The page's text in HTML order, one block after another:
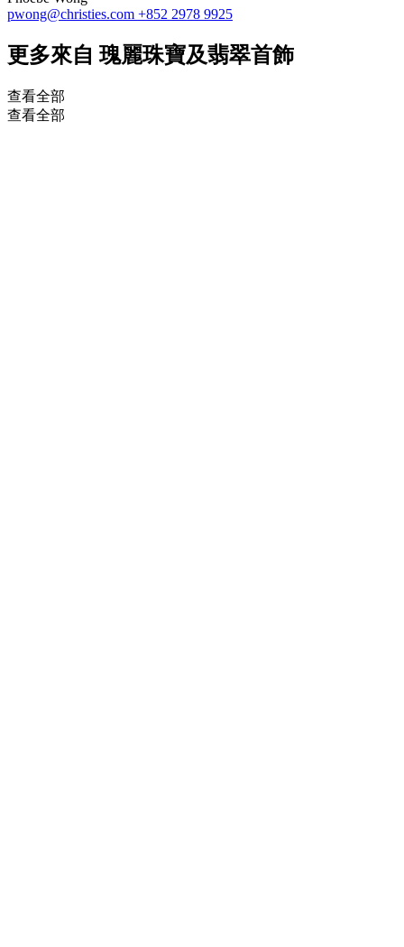
pwong@christies.com +852 2978 9925
更多來自 瑰麗珠寶及翡翠首飾
查看全部
查看全部